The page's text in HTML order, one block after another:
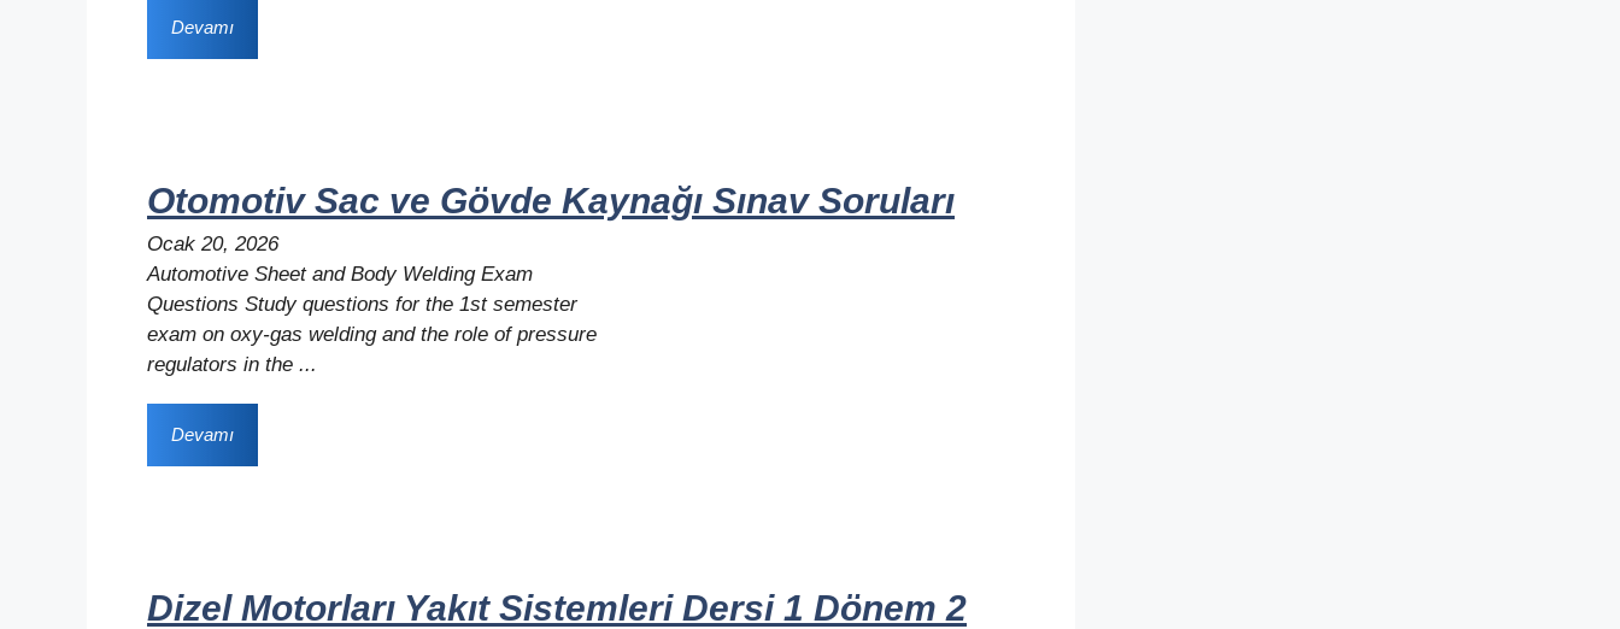
Devamı
Otomotiv Sac ve Gövde Kaynağı Sınav Soruları
Ocak 20, 2026
Automotive Sheet and Body Welding Exam
Questions Study questions for the 1st semester
exam on oxy-gas welding and the role of pressure
regulators in the ...
Devamı
Dizel Motorları Yakıt Sistemleri Dersi 1 Dönem 2